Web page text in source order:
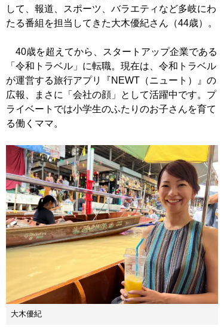
して、報道、スポーツ、バラエティなど多岐にわ
たる番組を担当してきた大木優紀さん（44歳）。
40歳を超えてから、スタートアップ企業である
「令和トラベル」に転職。現在は、令和トラベル
が運営する旅行アプリ『NEWT（ニュート）』の
広報、まさに「会社の顔」として活躍中です。プ
ライベートでは小学生のふたりのお子さんを育て
る働くママ。
大木優紀